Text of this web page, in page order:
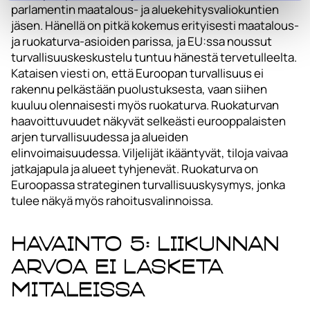
parlamentin maatalous- ja aluekehitysvaliokuntien
jäsen. Hänellä on pitkä kokemus erityisesti maatalous-
ja ruokaturva-asioiden parissa, ja EU:ssa noussut
turvallisuuskeskustelu tuntuu hänestä tervetulleelta.
Kataisen viesti on, että Euroopan turvallisuus ei
rakennu pelkästään puolustuksesta, vaan siihen
kuuluu olennaisesti myös ruokaturva. Ruokaturvan
haavoittuvuudet näkyvät selkeästi eurooppalaisten
arjen turvallisuudessa ja alueiden
elinvoimaisuudessa. Viljelijät ikääntyvät, tiloja vaivaa
jatkajapula ja alueet tyhjenevät. Ruokaturva on
Euroopassa strateginen turvallisuuskysymys, jonka
tulee näkyä myös rahoitusvalinnoissa.
Havainto 5: Liikunnan
arvoa ei lasketa
mitaleissa